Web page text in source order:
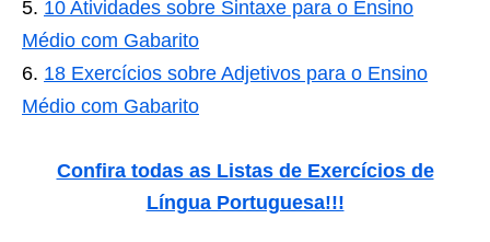
10 Atividades sobre Sintaxe para o Ensino
Médio com Gabarito
18 Exercícios sobre Adjetivos para o Ensino
Médio com Gabarito
Confira todas as Listas de Exercícios de
Língua Portuguesa!!!